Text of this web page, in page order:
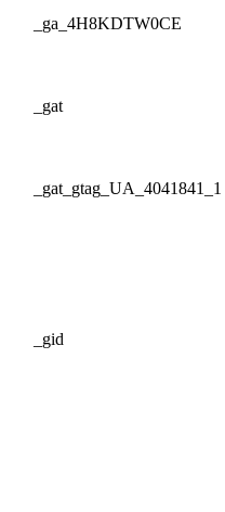
_ga_4H8KDTW0CE
_gat
_gat_gtag_UA_4041841_1
_gid